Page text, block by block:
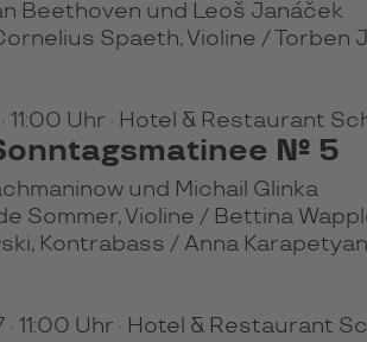
Beethoven und Leoš Janáček
Spaeth, Violine / Torben
· 11:00 Uhr · Hotel & Restaurant
№ 5
und Michail Glinka
Sommer, Violine / Bettina
Kontrabass / Anna
· 11:00 Uhr · Hotel & Restaurant